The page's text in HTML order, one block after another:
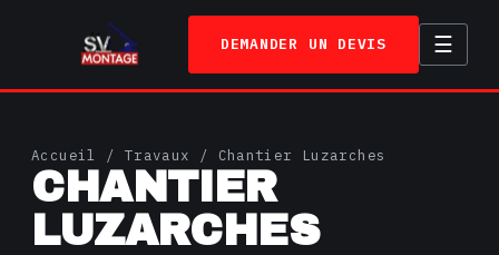
SERVICES
TRAVAUX
DEMANDER UN DEVIS ☰
Accueil / Travaux / Chantier Luzarches
CHANTIER
LUZARCHES